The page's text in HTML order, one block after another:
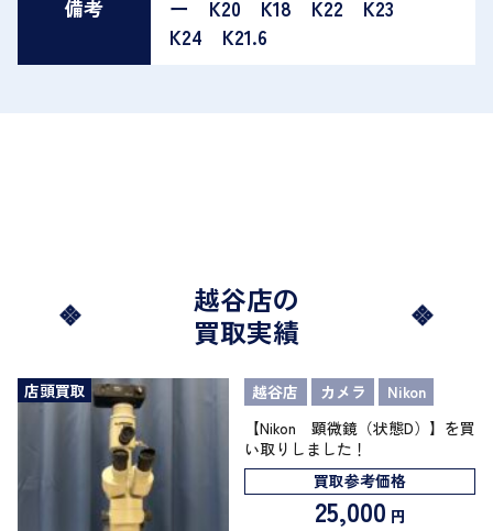
備考
ー K20 K18 K22 K23
K24 K21.6
越谷店の
買取実績
店頭買取 越谷店 カメラ
Nikon
【Nikon 顕微鏡（状態D）】を買
い取りしました！
買取参考価格
25,000 円